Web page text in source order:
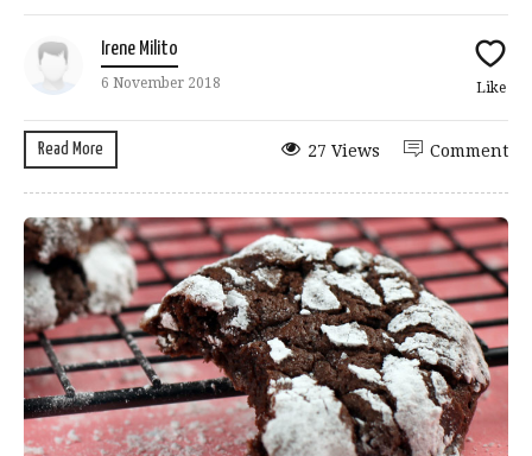
Irene Milito
6 November 2018 Like
Read More Comment
27 Views